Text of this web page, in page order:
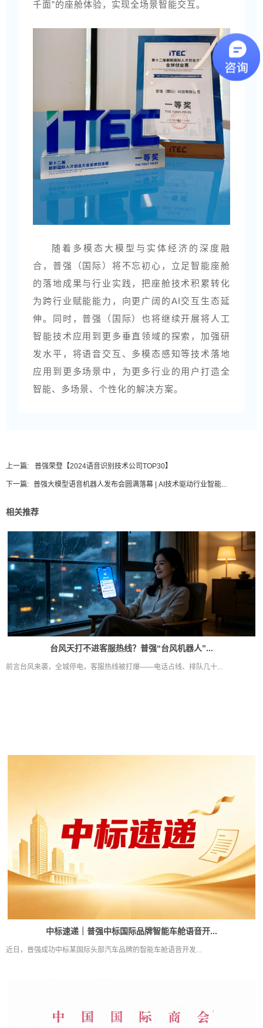
千面”的座舱体验，实现全场景智能交互。
随着多模态大模型与实体经济的深度融
合，普强（国际）将不忘初心，立足智能座舱
的落地成果与行业实践，把座舱技术积累转化
为跨行业赋能能力，向更广阔的AI交互生态延
伸。同时，普强（国际）也将继续开展将人工
智能技术应用到更多垂直领域的探索，加强研
发水平，将语音交互、多模态感知等技术落地
应用到更多场景中，为更多行业的用户打造全
智能、多场景、个性化的解决方案。
上一篇: 普强荣登【2024语音识别技术公司TOP30】
下一篇: 普强大模型语音机器人发布会圆满落幕 | AI技术驱动行业智能...
相关推荐
台风天打不进客服热线？普强“台风机器人”...
前言台风来袭，全城停电，客服热线被打爆——电话占线、排队几十...
中标速递｜普强中标国际品牌智能车舱语音开...
近日，普强成功中标某国际头部汽车品牌的智能车舱语音开发...